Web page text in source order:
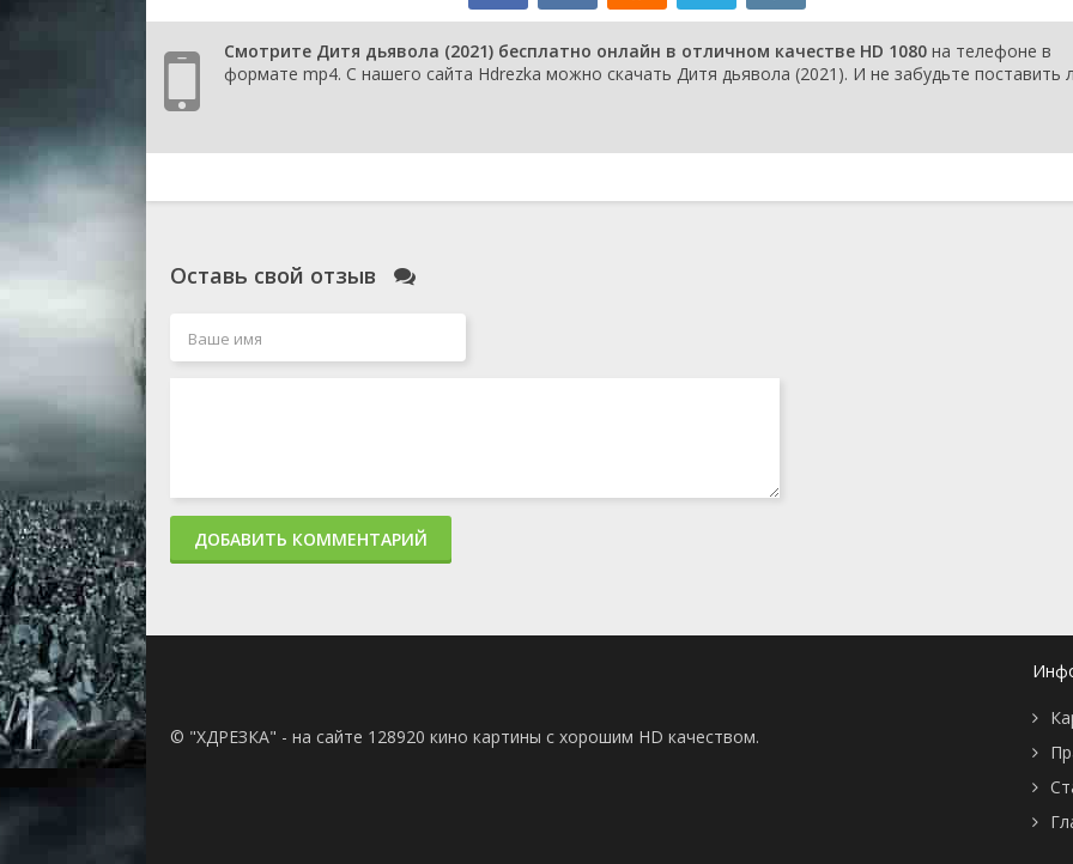
Смотрите Дитя дьявола (2021) бесплатно онлайн в отличном качестве HD 1080 на телефоне в
формате mp4. С нашего сайта Hdrezka можно скачать Дитя дьявола (2021). И не забудьте поставить
Оставь свой отзыв
ДОБАВИТЬ КОММЕНТАРИЙ
© "ХДРЕЗКА" - на сайте 128920 кино картины с хорошим HD качеством.